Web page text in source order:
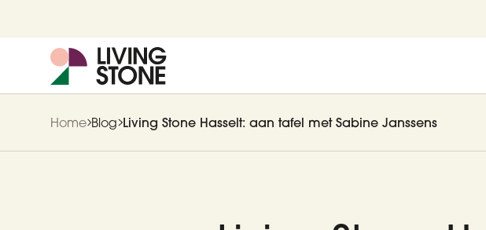
Home Blog Living Stone Hasselt: aan tafel met Sabine Janssens